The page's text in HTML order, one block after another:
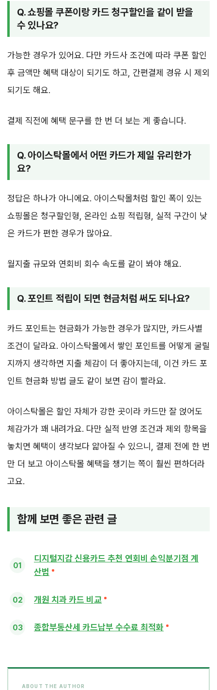
Q. 쇼핑몰 쿠폰이랑 카드 청구할인을 같이 받을
수 있나요?
가능한 경우가 있어요. 다만 카드사 조건에 따라 쿠폰 할인
후 금액만 혜택 대상이 되기도 하고, 간편결제 경유 시 제외
되기도 해요.
결제 직전에 혜택 문구를 한 번 더 보는 게 좋습니다.
Q. 아이스탁몰에서 어떤 카드가 제일 유리한가
요?
정답은 하나가 아니에요. 아이스탁몰처럼 할인 폭이 있는
쇼핑몰은 청구할인형, 온라인 쇼핑 적립형, 실적 구간이 낮
은 카드가 편한 경우가 많아요.
월지출 규모와 연회비 회수 속도를 같이 봐야 해요.
Q. 포인트 적립이 되면 현금처럼 써도 되나요?
카드 포인트는 현금화가 가능한 경우가 많지만, 카드사별
조건이 달라요. 아이스탁몰에서 쌓인 포인트를 어떻게 굴릴
지까지 생각하면 지출 체감이 더 좋아지는데, 이건 카드 포
인트 현금화 방법 글도 같이 보면 감이 빨라요.
아이스탁몰은 할인 자체가 강한 곳이라 카드만 잘 얹어도
체감가가 꽤 내려가요. 다만 실적 반영 조건과 제외 항목을
놓치면 혜택이 생각보다 얇아질 수 있으니, 결제 전에 한 번
만 더 보고 아이스탁몰 혜택을 챙기는 쪽이 훨씬 편하더라
고요.
함께 보면 좋은 관련 글
디지털지갑 신용카드 추천 연회비 손익분기점 계
산법
개원 치과 카드 비교
종합부동산세 카드납부 수수료 최적화
ABOUT THE AUTHOR